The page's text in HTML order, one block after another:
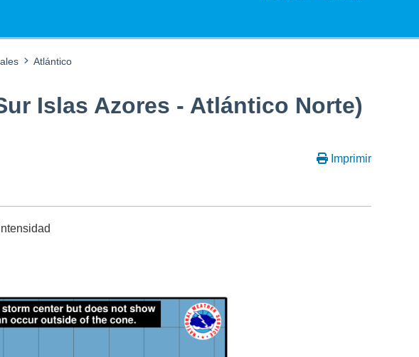
Atlántico
Islas Azores - Atlántico Norte)
Imprimir